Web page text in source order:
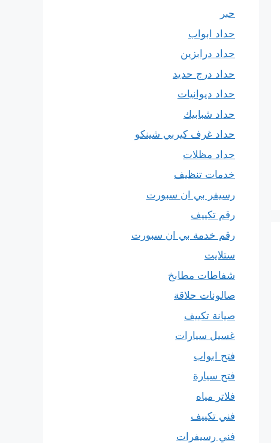
حبر
حداد ابواب
حداد درابزين
حداد درج حديد
حداد ديوانيات
حداد شبابيك
حداد غرف كيربي شينكو
حداد مظلات
خدمات تنظيف
رسيفر بي ان سبورت
رقم تكييف
رقم خدمة بي ان سبورت
ستلايت
شفاطات مطابخ
صالونات حلاقة
صيانة تكييف
غسيل سيارات
فتح ابواب
فتح سيارة
فلاتر مياه
فني تكييف
فني رسيفرات